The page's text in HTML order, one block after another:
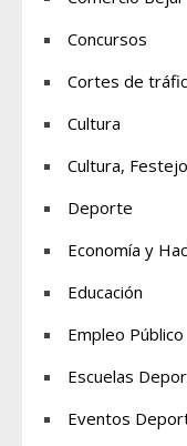
Concursos
Cortes de
Cultura
Cultura,
Deporte
Economía y
Educación
Empleo Público
Escuelas
Eventos